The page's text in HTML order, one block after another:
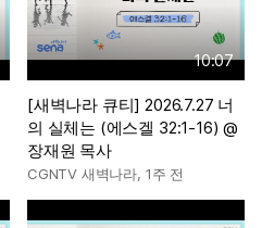
10:07
[새벽나라 큐티] 2026.7.27 너
의 실체는 (에스겔 32:1-16) @
장재원 목사
CGNTV 새벽나라, 1주 전